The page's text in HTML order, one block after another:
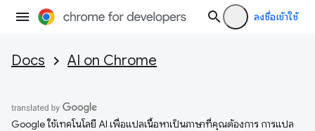
ลงชื่อเข้าใช้
Docs AI on Chrome
Google ใช้เทคโนโลยี AI เพื่อแปลเนื้อหาเป็นภาษาที่คุณต้องการ การแปล